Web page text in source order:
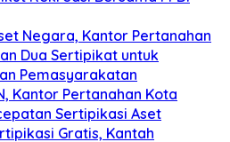
Negara, Kantor Pertanahan
Dua Sertipikat untuk
Pemasyarakatan
Kantor Pertanahan Kota
Sertipikasi Aset
Gratis, Kantah